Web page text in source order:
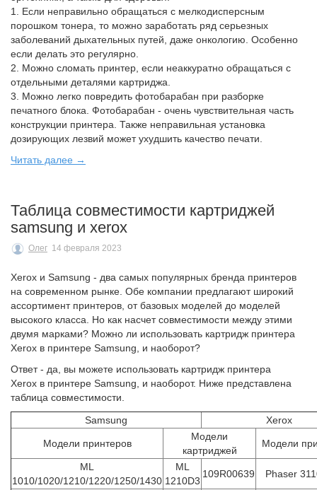
1. Если неправильно обращаться с мелкодисперсным
порошком тонера, то можно заработать ряд серьезных
заболеваний дыхательных путей, даже онкологию. Особенно
если делать это регулярно.
2. Можно сломать принтер, если неаккуратно обращаться с
отдельными деталями картриджа.
3. Можно легко повредить фотобарабан при разборке
печатного блока. Фотобарабан - очень чувствительная часть
конструкции принтера. Также неправильная установка
дозирующих лезвий может ухудшить качество печати.
Читать далее →
Таблица совместимости картриджей
samsung и xerox
Олег 14 февраля 2023
Xerox и Samsung - два самых популярных бренда принтеров
на современном рынке. Обе компании предлагают широкий
ассортимент принтеров, от базовых моделей до моделей
высокого класса. Но как насчет совместимости между этими
двумя марками? Можно ли использовать картридж принтера
Xerox в принтере Samsung, и наоборот?
Ответ - да, вы можете использовать картридж принтера
Xerox в принтере Samsung, и наоборот. Ниже представлена
таблица совместимости.
Samsung
Xerox
Модели принтеров
Модели
картриджей
Модели
ML
1010/1020/1210/1220/1250/1430
ML
1210D3
109R00639 Phaser